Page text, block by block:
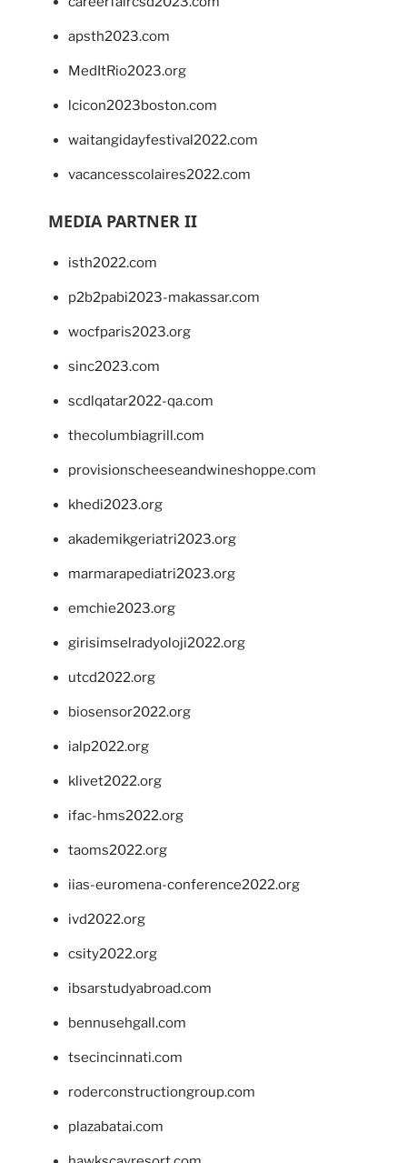
apsth2023.com
MedItRio2023.org
lcicon2023boston.com
waitangidayfestival2022.com
vacancesscolaires2022.com
MEDIA PARTNER II
isth2022.com
p2b2pabi2023-makassar.com
wocfparis2023.org
sinc2023.com
scdlqatar2022-qa.com
thecolumbiagrill.com
provisionscheeseandwineshoppe.com
khedi2023.org
akademikgeriatri2023.org
marmarapediatri2023.org
emchie2023.org
girisimselradyoloji2022.org
utcd2022.org
biosensor2022.org
ialp2022.org
klivet2022.org
ifac-hms2022.org
taoms2022.org
iias-euromena-conference2022.org
ivd2022.org
csity2022.org
ibsarstudyabroad.com
bennusehgall.com
tsecincinnati.com
roderconstructiongroup.com
plazabatai.com